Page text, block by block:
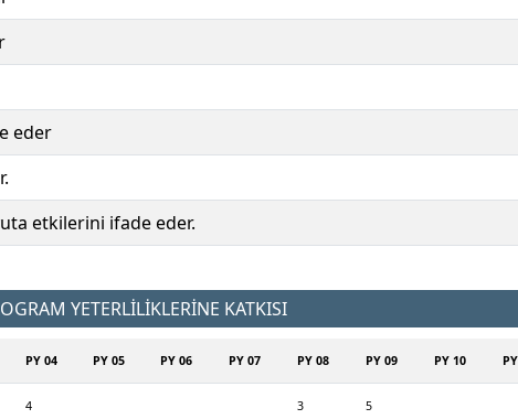
eder
etkilerini ifade eder.
YETERLİLİKLERİNE KATKISI
PY 04 PY 05 PY 06 PY 07 PY 08 PY 09 PY 10
4 3 5